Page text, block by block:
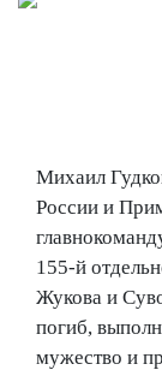
Михаил
России и
155-й
Жукова и
погиб,
мужество и